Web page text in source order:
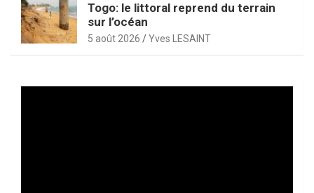
Togo: le littoral reprend du terrain
sur l’océan
5 août 2026 Yves LESAINT